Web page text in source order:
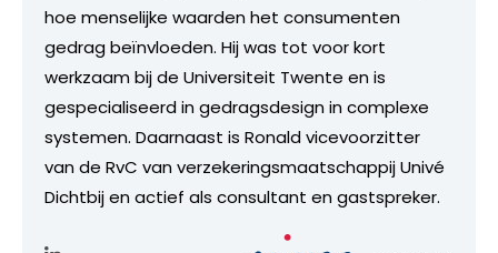
hoe menselijke waarden het consumenten
gedrag beïnvloeden. Hij was tot voor kort
werkzaam bij de Universiteit Twente en is
gespecialiseerd in gedragsdesign in complexe
systemen. Daarnaast is Ronald vicevoorzitter
van de RvC van verzekeringsmaatschappij Univé
Dichtbij en actief als consultant en gastspreker.